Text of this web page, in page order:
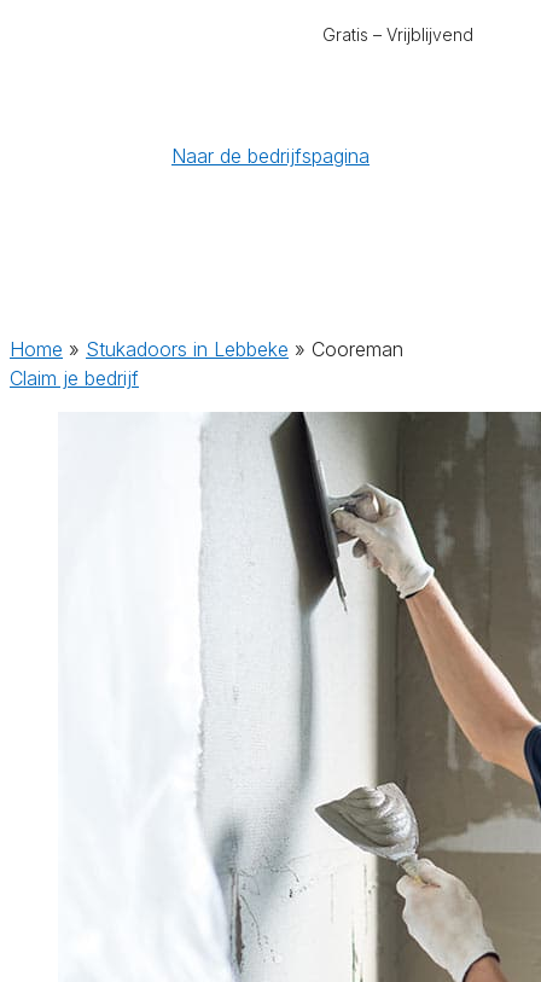
Gratis – Vrijblijvend
Naar de bedrijfspagina
Home » Stukadoors in Lebbeke » Cooreman
Claim je bedrijf